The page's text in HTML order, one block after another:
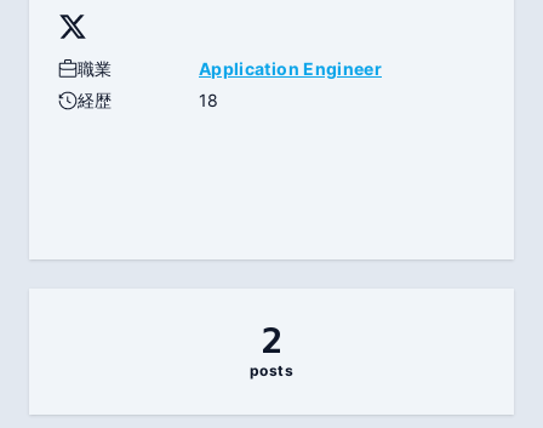
職業
Application Engineer
経歴
18
2
posts